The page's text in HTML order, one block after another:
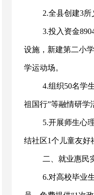
2.全县创建3所
3.投入资金
设施，新建第二小
学运动场。
4.组织50名学
祖国行”等融情研学
5.开展师生心
结社区1个儿童友好
二、就业惠民
6.对高校毕业